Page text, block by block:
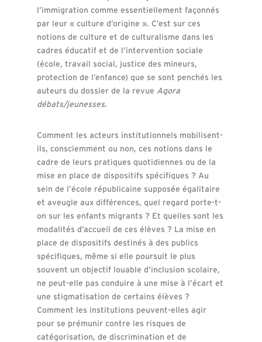
l’immigration comme essentiellement façonnés
par leur « culture d’origine ». C’est sur ces
notions de culture et de culturalisme dans les
cadres éducatif et de l’intervention sociale
(école, travail social, justice des mineurs,
protection de l’enfance) que se sont penchés les
auteurs du dossier de la revue Agora
débats/jeunesses.
Comment les acteurs institutionnels mobilisent-
ils, consciemment ou non, ces notions dans le
cadre de leurs pratiques quotidiennes ou de la
mise en place de dispositifs spécifiques ? Au
sein de l’école républicaine supposée égalitaire
et aveugle aux différences, quel regard porte-t-
on sur les enfants migrants ? Et quelles sont les
modalités d’accueil de ces élèves ? La mise en
place de dispositifs destinés à des publics
spécifiques, même si elle poursuit le plus
souvent un objectif louable d’inclusion scolaire,
ne peut-elle pas conduire à une mise à l’écart et
une stigmatisation de certains élèves ?
Comment les institutions peuvent-elles agir
pour se prémunir contre les risques de
catégorisation, de discrimination et de